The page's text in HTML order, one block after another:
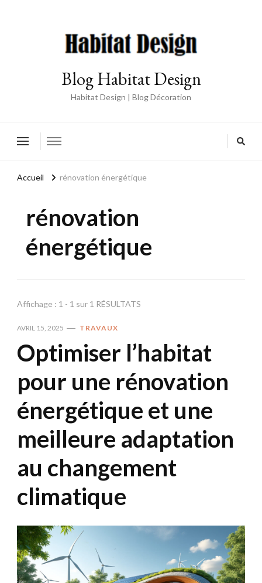
Blog Habitat Design
Habitat Design | Blog Décoration
Accueil rénovation énergétique
rénovation
énergétique
Affichage : 1 - 1 sur 1 RÉSULTATS
AVRIL 15, 2025 TRAVAUX
Optimiser l’habitat
pour une rénovation
énergétique et une
meilleure adaptation
au changement
climatique